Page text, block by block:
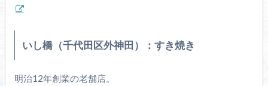
いし橋（千代田区外神田）：すき焼き
明治12年創業の老舗店。